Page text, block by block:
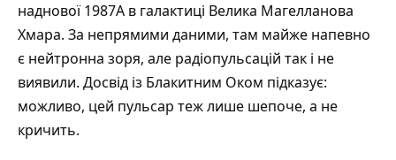
наднової 1987A в галактиці Велика Магелланова
Хмара. За непрямими даними, там майже напевно
є нейтронна зоря, але радіопульсацій так і не
виявили. Досвід із Блакитним Оком підказує:
можливо, цей пульсар теж лише шепоче, а не
кричить.